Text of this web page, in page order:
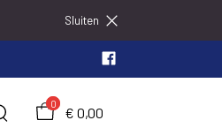
Sluiten
0
€ 0,00